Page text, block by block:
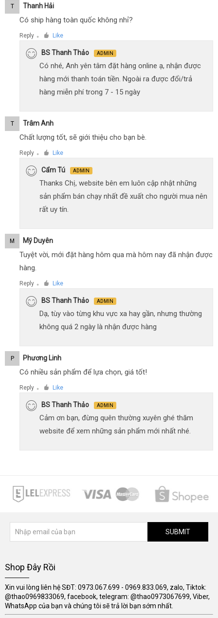
T Thanh Hải
Có ship hàng toàn quốc không nhỉ?
Reply ● Like
BS Thanh Thảo ADMIN
Có nhé, Anh yên tâm đặt hàng online ạ, nhận được
hàng mới thanh toán tiền. Ngoài ra được đổi/trả
hàng miễn phí trong 7 - 15 ngày
T Trâm Anh
Chất lượng tốt, sẽ giới thiệu cho bạn bè.
Reply ● Like
Cẩm Tú ADMIN
Thanks Chị, website bên em luôn cập nhật những
sản phẩm bán chạy nhất đề xuất cho người mua nên
rất uy tín.
M Mỹ Duyên
Tuyệt vời, mới đặt hàng hôm qua mà hôm nay đã nhận được
hàng.
Reply ● Like
BS Thanh Thảo ADMIN
Dạ, tùy vào từng khu vực xa hay gần, nhưng thường
không quá 2 ngày là nhận được hàng
P Phương Linh
Có nhiều sản phẩm để lựa chọn, giá tốt!
Reply ● Like
BS Thanh Thảo ADMIN
Cảm ơn bạn, đừng quên thường xuyên ghé thăm
website để xem những sản phẩm mới nhất nhé.
SUBMIT
Shop Đây Rồi
Xin vui lòng liên hệ SĐT: 0973.067.699 - 0969.833.069, zalo, Tiktok:
@thao0969833069, facebook, telegram: @thao0973067699, Viber,
WhatsApp của bạn và chúng tôi sẽ trả lời bạn sớm nhất.